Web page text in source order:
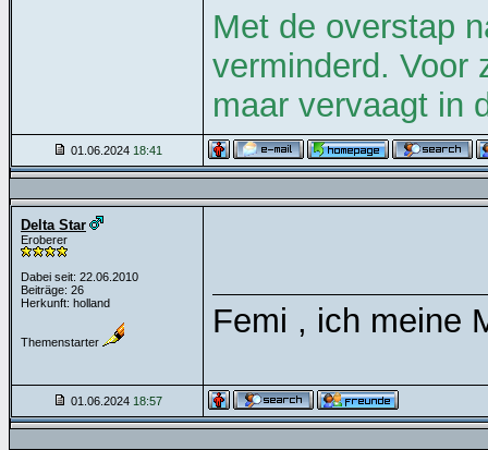
Met de overstap
verminderd. Voor
maar vervaagt in
01.06.2024 18:41
Delta Star
Eroberer
Dabei seit: 22.06.2010
Beiträge: 26
Herkunft: holland
Themenstarter
Femi , ich meine
01.06.2024 18:57